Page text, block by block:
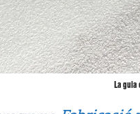
La guia